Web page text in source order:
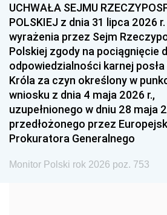
1996 1995
1993 1992
1990 1989
1987 1986
1984 1983
1981 1980
1978 1977
1975 1974
UCHWAŁA SEJMU
POLSKIEJ z dnia 31 lipca 2026
wyrażenia przez Sejm
Polskiej zgody na pociągnięcie
odpowiedzialności karnej
Króla za czyn określony w
wniosku z dnia 4 maja 2026 r.,
uzupełnionego w dniu 28 maja
przedłożonego przez
Prokuratora Generalnego
Monitor Polski rok 2026 poz. 753